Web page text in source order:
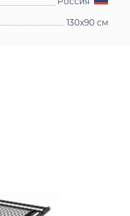
130x90 см